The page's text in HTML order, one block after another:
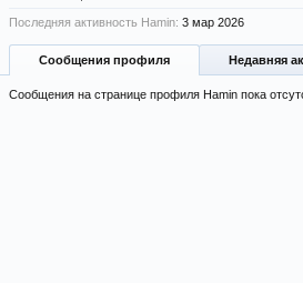
Последняя активность Hamin: 3 мар 2026
Сообщения профиля Недавняя
Сообщения на странице профиля Hamin пока